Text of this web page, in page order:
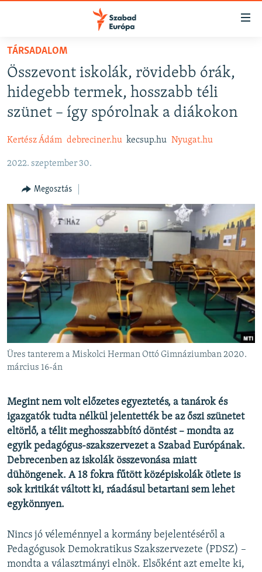
Akadálymentes
Ugrás
fő
oldalra
Ugrás
tartalomjegyzékre
NAPIRENDEN
AKTUÁLIS
PODCASTOK
ELEMZŐ
NER15
SZABADON
TÁRSADALOM
DEMOKRÁCIA
A PÉNZ NYOMÁBAN
EURÓPAI UNIÓ
VILÁG
KLÍMAVÁLTOZÁS
A MÚLT TANULSÁGAI
KÖVESSEN MINKET!
Valamennyi RFE/RL weboldal
TÁRSADALOM
Összevont iskolák, rövidebb órák,
hidegebb termek, hosszabb téli
szünet – így spórolnak a diákokon
Kertész Ádám debreciner.hu kecsup.hu Nyugat.hu
2022. szeptember 30.
Megosztás
Üres tanterem a Miskolci Herman Ottó Gimnáziumban 2020.
március 16-án
Megint nem volt előzetes egyeztetés, a tanárok és
igazgatók tudta nélkül jelentették be az őszi szünetet
eltörlő, a télit meghosszabbító döntést – mondta az
egyik pedagógus-szakszervezet a Szabad Európának.
Debrecenben az iskolák összevonása miatt
dühöngenek. A 18 fokra fűtött középiskolák ötlete is
sok kritikát váltott ki, ráadásul betartani sem lehet
egykönnyen.
Nincs jó véleménnyel a kormány bejelentéséről a
Pedagógusok Demokratikus Szakszervezete (PDSZ) –
mondta a választmányi elnök. Elsőként azt emelte ki,
FELIRATKOZÁS
Spotify